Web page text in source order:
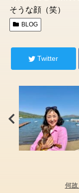
そうな顔（笑）
BLOG
Twitter
何